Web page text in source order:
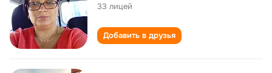
33 лицей
Добавить в друзья